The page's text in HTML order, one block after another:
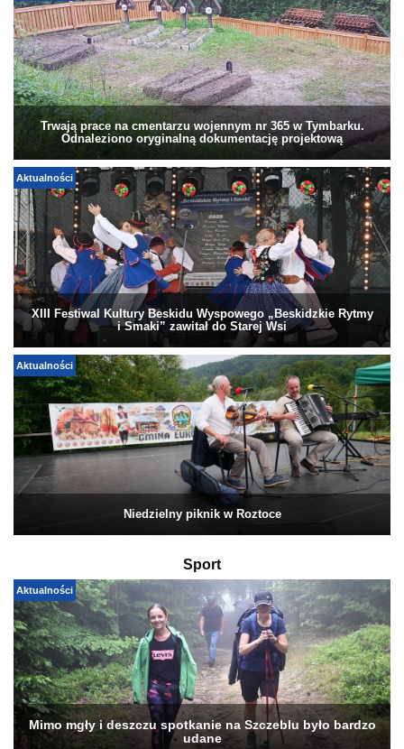
Trwają prace na cmentarzu wojennym nr 365 w Tymbarku.
Odnaleziono oryginalną dokumentację projektową
Aktualności
XIII Festiwal Kultury Beskidu Wyspowego „Beskidzkie Rytmy
i Smaki” zawitał do Starej Wsi
Aktualności
Niedzielny piknik w Roztoce
Sport
Aktualności
Mimo mgły i deszczu spotkanie na Szczeblu było bardzo
udane